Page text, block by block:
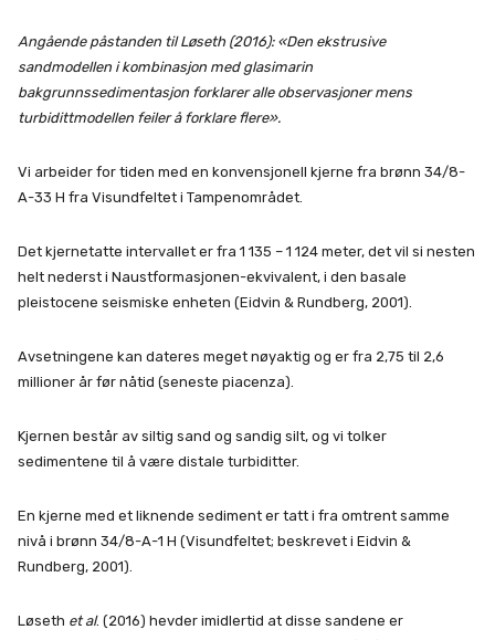
Angående påstanden til Løseth (2016): «Den ekstrusive
sandmodellen i kombinasjon med glasimarin
bakgrunnssedimentasjon forklarer alle observasjoner mens
turbidittmodellen feiler å forklare flere».
Vi arbeider for tiden med en konvensjonell kjerne fra brønn 34/8-
A-33 H fra Visundfeltet i Tampenområdet.
Det kjernetatte intervallet er fra 1 135 – 1 124 meter, det vil si nesten
helt nederst i Naustformasjonen-ekvivalent, i den basale
pleistocene seismiske enheten (Eidvin & Rundberg, 2001).
Avsetningene kan dateres meget nøyaktig og er fra 2,75 til 2,6
millioner år før nåtid (seneste piacenza).
Kjernen består av siltig sand og sandig silt, og vi tolker
sedimentene til å være distale turbiditter.
En kjerne med et liknende sediment er tatt i fra omtrent samme
nivå i brønn 34/8-A-1 H (Visundfeltet; beskrevet i Eidvin &
Rundberg, 2001).
Løseth et al. (2016) hevder imidlertid at disse sandene er